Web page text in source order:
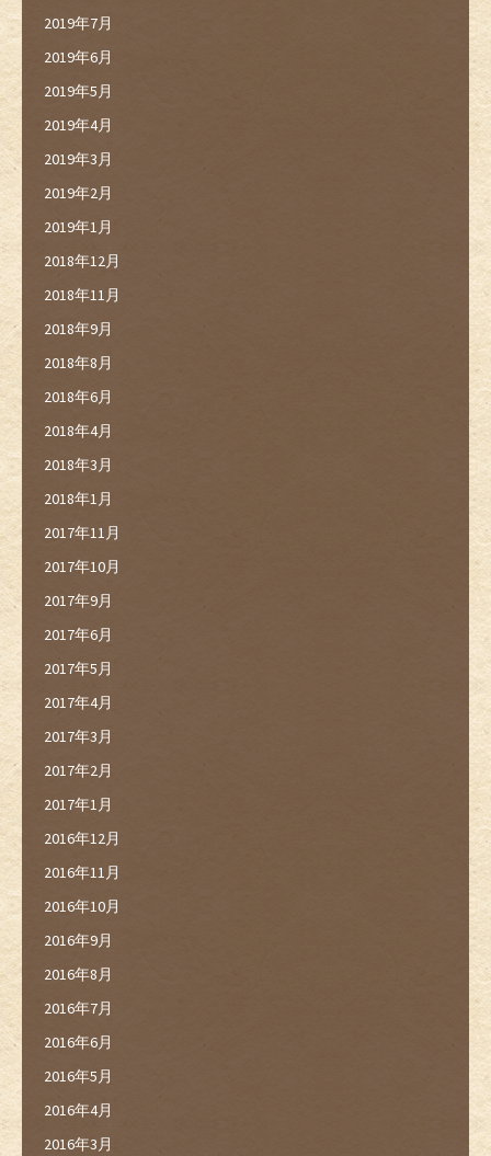
2019年7月
2019年6月
2019年5月
2019年4月
2019年3月
2019年2月
2019年1月
2018年12月
2018年11月
2018年9月
2018年8月
2018年6月
2018年4月
2018年3月
2018年1月
2017年11月
2017年10月
2017年9月
2017年6月
2017年5月
2017年4月
2017年3月
2017年2月
2017年1月
2016年12月
2016年11月
2016年10月
2016年9月
2016年8月
2016年7月
2016年6月
2016年5月
2016年4月
2016年3月